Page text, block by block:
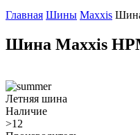
Главная Шины Maxxis
Шина Maxxis
Летняя шина
Наличие
>12